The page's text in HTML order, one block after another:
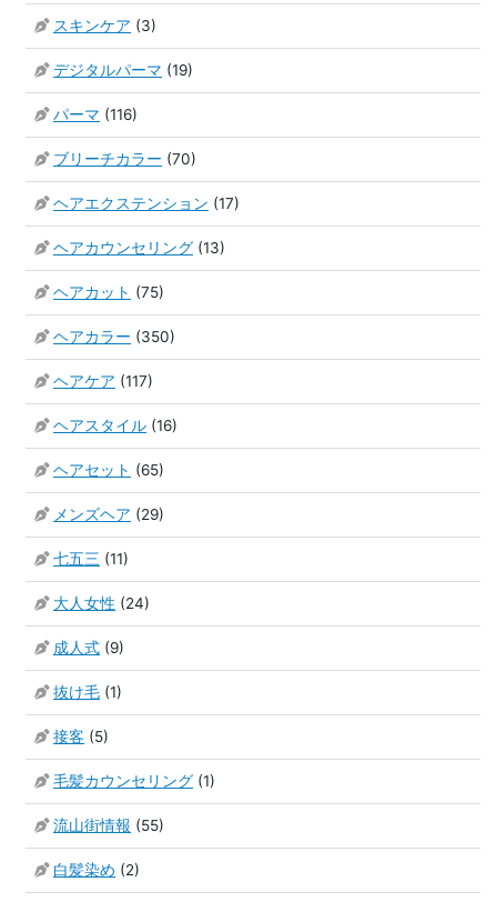
スキンケア (3)
デジタルパーマ (19)
パーマ (116)
ブリーチカラー (70)
ヘアエクステンション (17)
ヘアカウンセリング (13)
ヘアカット (75)
ヘアカラー (350)
ヘアケア (117)
ヘアスタイル (16)
ヘアセット (65)
メンズヘア (29)
七五三 (11)
大人女性 (24)
成人式 (9)
抜け毛 (1)
接客 (5)
毛髪カウンセリング (1)
流山街情報 (55)
白髪染め (2)